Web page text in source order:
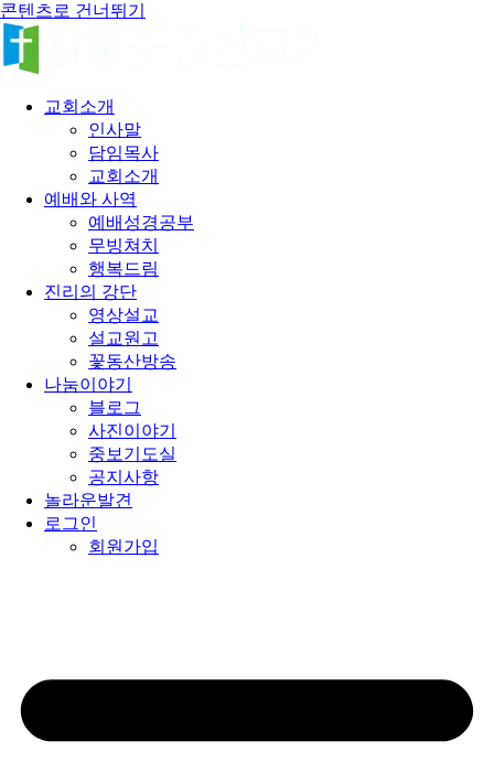
콘텐츠로 건너뛰기
교회소개
인사말
담임목사
교회소개
예배와 사역
예배성경공부
무빙쳐치
행복드림
진리의 강단
영상설교
설교원고
꽃동산방송
나눔이야기
블로그
사진이야기
중보기도실
공지사항
놀라운발견
로그인
회원가입